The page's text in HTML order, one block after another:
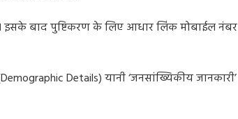
बाद पुष्टिकरण के लिए आधार लिंक मोबाईल नंबर
Details) यानी ‘जनसांख्यिकीय जानकारी’